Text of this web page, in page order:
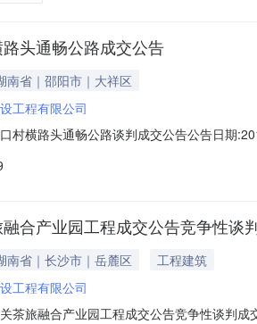
头通畅公路成交公告
南省｜邵阳市｜大祥区
工程有限公司
村横路头通畅公路谈判成交公告公告日期
）公告邀请（）供应商库抽取（√）采购人
合产业园工程成交公告竞争性谈
南省｜长沙市｜岳麓区
工程建筑
工程有限公司
茶旅融合产业园工程成交公告竞争性谈判